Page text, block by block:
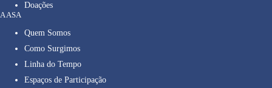
Doações
A ASA
Quem Somos
Como Surgimos
Linha do Tempo
Espaços de Participação